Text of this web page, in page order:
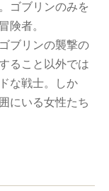
ゴブリンのみを
険者。
ブリンの襲撃の
ること以外では
な戦士。しか
にいる女性たち